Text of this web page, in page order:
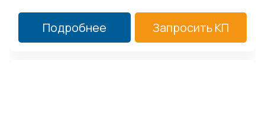
Подробнее Запросить КП